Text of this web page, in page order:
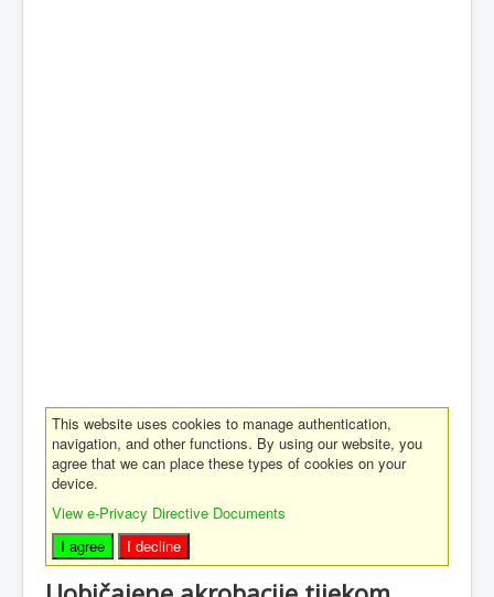
This website uses cookies to manage authentication,
navigation, and other functions. By using our website, you
agree that we can place these types of cookies on your
device.
View e-Privacy Directive Documents
I agree
I decline